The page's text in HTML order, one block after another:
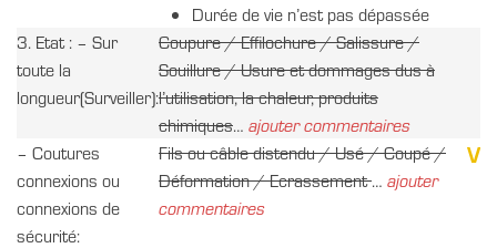
Durée de vie n’est pas dépassée
3. Etat : – Sur
toute la
longueur(Surveiller):
Coupure / Effilochure / Salissure /
Souillure / Usure et dommages dus à
l’utilisation, la chaleur, produits
chimiques… ajouter commentaires
– Coutures
connexions ou
connexions de
sécurité:
Fils ou câble distendu / Usé / Coupé/
Déformation / Ecrassement… ajouter
commentaires
V